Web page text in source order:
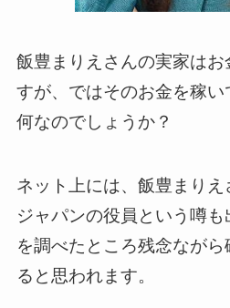
飯豊まりえさんの実家はお
すが、ではそのお金を稼
何なのでしょうか？
ネット上には、飯豊まり
ジャパンの役員という噂
を調べたところ残念なが
ると思われます。